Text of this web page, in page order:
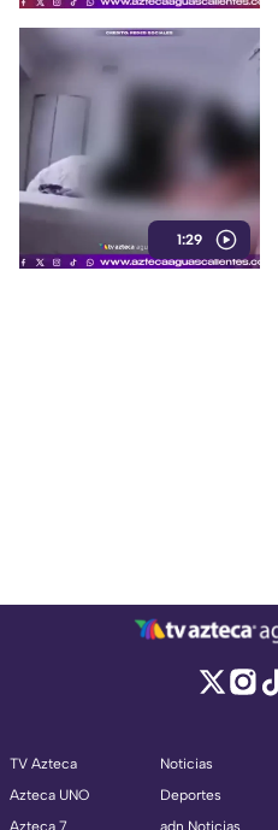
1:29
TV Azteca
Azteca UNO
Azteca 7
Noticias
Deportes
adn Noticias